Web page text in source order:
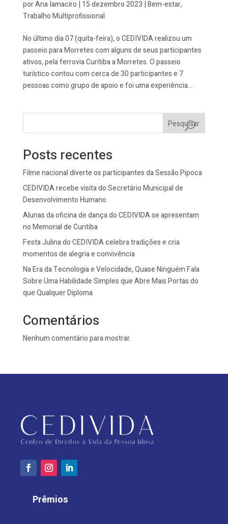
porAna Iamaciro |15 dezembro 2023 |Bem-estar,
Trabalho Multiprofissional
No último dia 07 (quita-feira), o CEDIVIDA realizou um
passeio para Morretes com alguns de seus participantes
ativos, pela ferrovia Curitiba a Morretes. O passeio
turístico contou com cerca de 30 participantes e 7
pessoas como grupo de apoio e foi uma experiência...
Pesquisar
Posts recentes
Filme nacional diverte os participantes da Sessão Pipoca
CEDIVIDA recebe visita do Secretário Municipal de
Desenvolvimento Humano
Alunas da oficina de dança do CEDIVIDA se apresentam
no Memorial de Curitiba
Festa Julina do CEDIVIDA celebra tradições e cria
momentos de alegria e convivência
Na Era da Tecnologia e Velocidade, Quase Ninguém Fala
Sobre Uma Habilidade Simples que Abre Mais Portas do
que Qualquer Diploma
Comentários
Nenhum comentário para mostrar.
Prêmios